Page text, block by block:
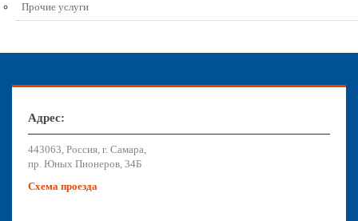
Прочие услуги
Адрес:
443063, Россия, г. Самара,
пр. Юных Пионеров, 34Б
Схема проезда